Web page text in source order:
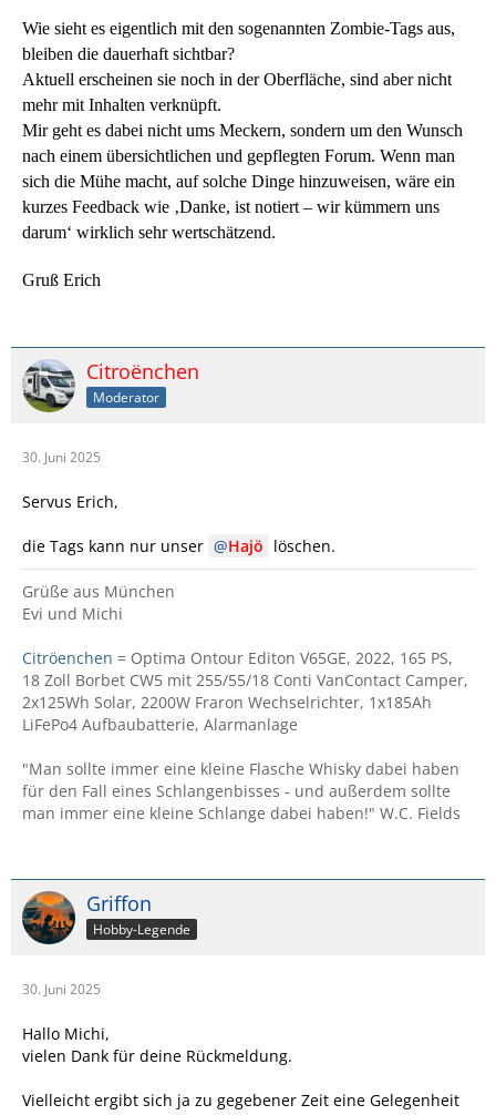
Wie sieht es eigentlich mit den sogenannten Zombie-Tags aus,
bleiben die dauerhaft sichtbar?
Aktuell erscheinen sie noch in der Oberfläche, sind aber nicht
mehr mit Inhalten verknüpft.
Mir geht es dabei nicht ums Meckern, sondern um den Wunsch
nach einem übersichtlichen und gepflegten Forum. Wenn man
sich die Mühe macht, auf solche Dinge hinzuweisen, wäre ein
kurzes Feedback wie ‚Danke, ist notiert – wir kümmern uns
darum‘ wirklich sehr wertschätzend.
Gruß Erich
Citroënchen
Moderator
30. Juni 2025
Servus Erich,
die Tags kann nur unser Hajö löschen.
Grüße aus München
Evi und Michi
Citröenchen = Optima Ontour Editon V65GE, 2022, 165 PS,
18 Zoll Borbet CW5 mit 255/55/18 Conti VanContact Camper,
2x125Wh Solar, 2200W Fraron Wechselrichter, 1x185Ah
LiFePo4 Aufbaubatterie, Alarmanlage
"Man sollte immer eine kleine Flasche Whisky dabei haben
für den Fall eines Schlangenbisses - und außerdem sollte
man immer eine kleine Schlange dabei haben!" W.C. Fields
Griffon
Hobby-Legende
30. Juni 2025
Hallo Michi,
vielen Dank für deine Rückmeldung.
Vielleicht ergibt sich ja zu gegebener Zeit eine Gelegenheit